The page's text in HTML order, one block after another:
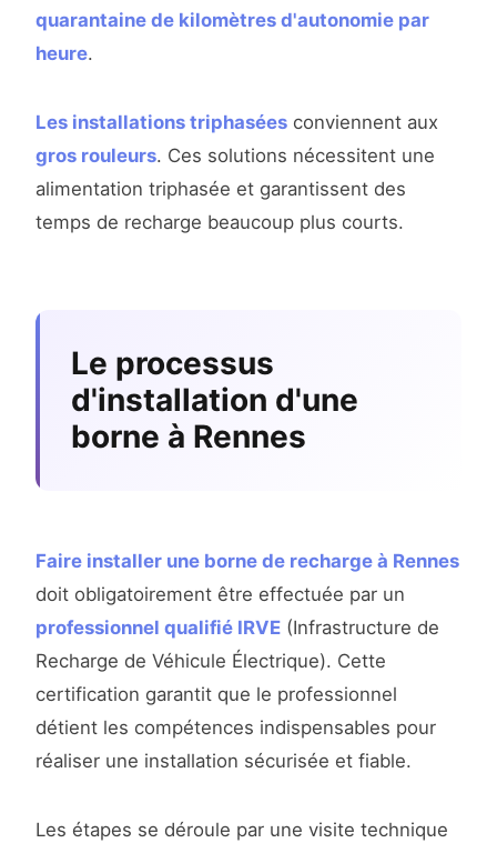
quarantaine de kilomètres d'autonomie par
heure.
Les installations triphasées conviennent aux
gros rouleurs. Ces solutions nécessitent une
alimentation triphasée et garantissent des
temps de recharge beaucoup plus courts.
Le processus
d'installation d'une
borne à Rennes
Faire installer une borne de recharge à Rennes
doit obligatoirement être effectuée par un
professionnel qualifié IRVE (Infrastructure de
Recharge de Véhicule Électrique). Cette
certification garantit que le professionnel
détient les compétences indispensables pour
réaliser une installation sécurisée et fiable.
Les étapes se déroule par une visite technique